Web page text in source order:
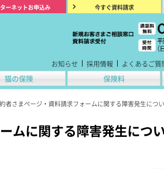
ーネットお申込み 今すぐ資料請求
猫の保険 保険料
お知らせ 採用情報 よくあるご質
者さまページ・資料請求フォームに関する障害発生につ
ムに関する障害発生につ